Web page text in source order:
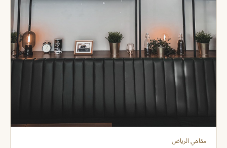
مقاهي الرياض